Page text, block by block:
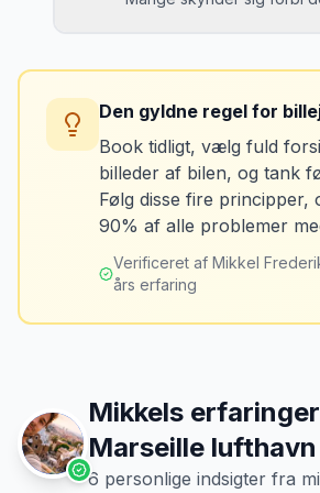
uge og sparer tid og
var der før du fik bilen.
Tag billeder af ALLE ridser,
skader - selv de mindste.
billeder af
brændstofmåleren.
vinkler ved afhentning.
mig fra falske
Den gyldne regel for
Book tidligt, vælg fuld
billeder af bilen, og tank
Følg disse fire principper,
90% af alle problemer
Verificeret af Mikkel
års erfaring
Mikkels
Marseille lufthavn
6 personlige indsigter fra